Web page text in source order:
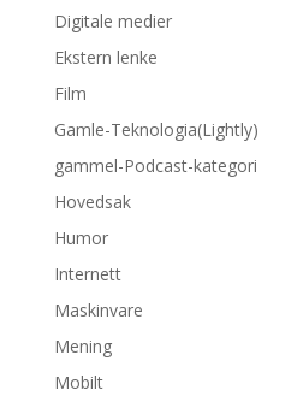
Digitale medier
Ekstern lenke
Film
Gamle-Teknologia(Lightly)
gammel-Podcast-kategori
Hovedsak
Humor
Internett
Maskinvare
Mening
Mobilt